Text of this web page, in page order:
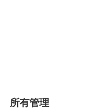
所有管理